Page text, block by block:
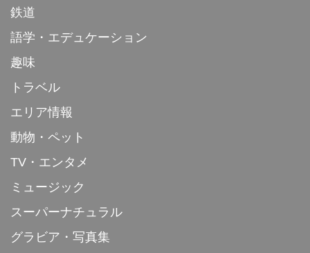
鉄道
語学・エデュケーション
趣味
トラベル
エリア情報
動物・ペット
TV・エンタメ
ミュージック
スーパーナチュラル
グラビア・写真集